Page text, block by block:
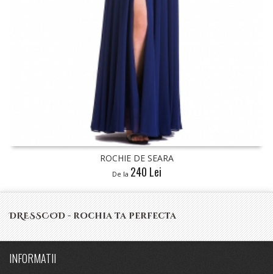
ROCHIE DE SEARA
De la 240 Lei
DRESSCOD - rochia ta perfecta
INFORMATII